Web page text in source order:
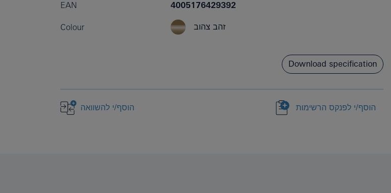
EAN 4005176429392
Colour זהב צהוב
Download specification
הוסף/י לפנקס הרשימות הוסף/י להשוואה